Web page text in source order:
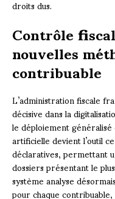
droits dus.
Contrôle
nouvelles
contribuable
L’administration fiscale
décisive dans la
le déploiement
artificielle devient l’outil
déclaratives, permettant
dossiers présentant le
système analyse
pour chaque